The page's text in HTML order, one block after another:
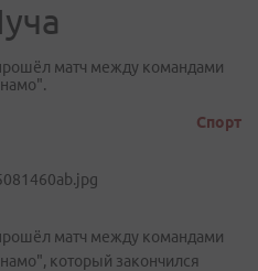
матч между командами
Спорт
матч между командами
который закончился